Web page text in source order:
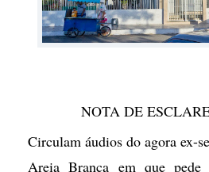
NOTA DE
Circulam áudios do agora ex-
Areia Branca em que pede